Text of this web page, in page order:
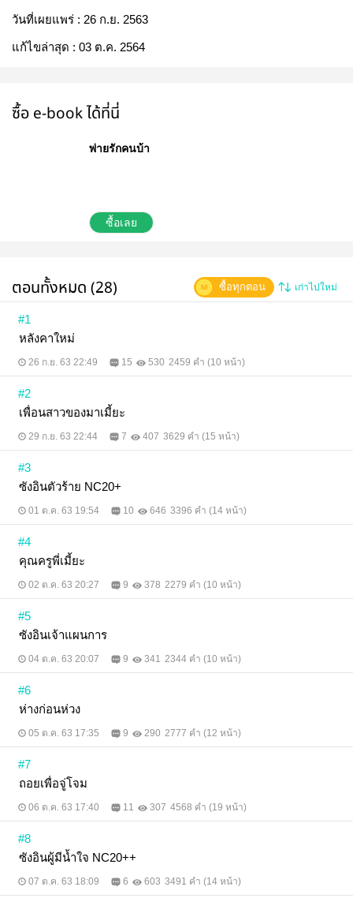
วันที่เผยแพร่ : 26 ก.ย. 2563
แก้ไขล่าสุด : 03 ต.ค. 2564
ซื้อ e-book ได้ที่นี่
พ่ายรักคนบ้า
ซื้อเลย
ตอนทั้งหมด (28) เก่าไปใหม่
ซื้อทุกตอน
#1
หลังคาใหม่
26 ก.ย. 63 22:49 15 530 2459 คำ (10 หน้า)
#2
เพื่อนสาวของมาเมี้ยะ
29 ก.ย. 63 22:44 7 407 3629 คำ (15 หน้า)
#3
ซังอินตัวร้าย NC20+
01 ต.ค. 63 19:54 10 646 3396 คำ (14 หน้า)
#4
คุณครูพี่เมี้ยะ
02 ต.ค. 63 20:27 9 378 2279 คำ (10 หน้า)
#5
ซังอินเจ้าแผนการ
04 ต.ค. 63 20:07 9 341 2344 คำ (10 หน้า)
#6
ห่างก่อนห่วง
05 ต.ค. 63 17:35 9 290 2777 คำ (12 หน้า)
#7
ถอยเพื่อจู่โจม
06 ต.ค. 63 17:40 11 307 4568 คำ (19 หน้า)
#8
ซังอินผู้มีน้ำใจ NC20++
07 ต.ค. 63 18:09 6 603 3491 คำ (14 หน้า)